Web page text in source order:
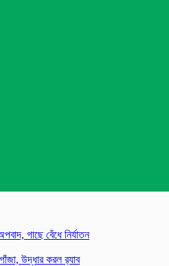
গাছে বেঁধে নির্যাতন
উদ্ধার করল র‍্যাব